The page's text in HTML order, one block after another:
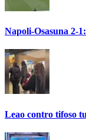
Napoli-Osasuna 2-
Leao contro tifoso